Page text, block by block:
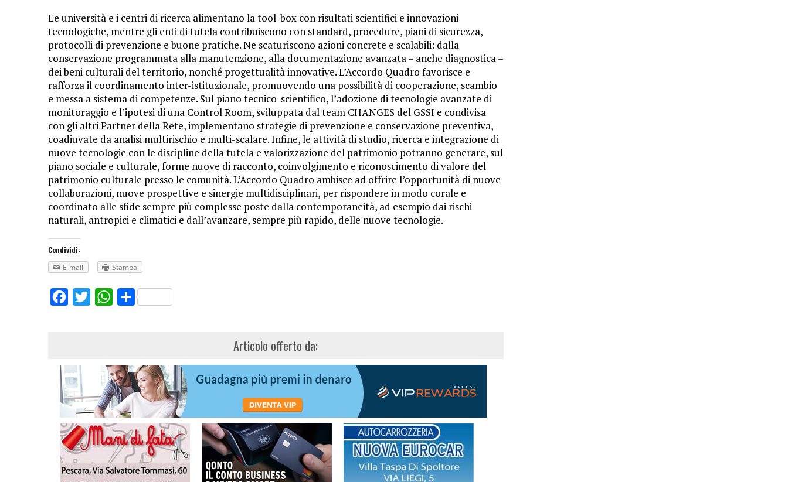
Le università e i centri di ricerca alimentano la tool-box con risultati scientifici e innovazioni
tecnologiche, mentre gli enti di tutela contribuiscono con standard, procedure, piani di sicurezza,
protocolli di prevenzione e buone pratiche. Ne scaturiscono azioni concrete e scalabili: dalla
conservazione programmata alla manutenzione, alla documentazione avanzata – anche diagnostica –
dei beni culturali del territorio, nonché progettualità innovative. L’Accordo Quadro favorisce e
rafforza il coordinamento inter-istituzionale, promuovendo una possibilità di cooperazione, scambio
e messa a sistema di competenze. Sul piano tecnico-scientifico, l’adozione di tecnologie avanzate di
monitoraggio e l’ipotesi di una Control Room, sviluppata dal team CHANGES del GSSI e condivisa
con gli altri Partner della Rete, implementano strategie di prevenzione e conservazione preventiva,
coadiuvate da analisi multirischio e multi-scalare. Infine, le attività di studio, ricerca e integrazione di
nuove tecnologie con le discipline della tutela e valorizzazione del patrimonio potranno generare, sul
piano sociale e culturale, forme nuove di racconto, coinvolgimento e riconoscimento di valore del
patrimonio culturale presso le comunità. L’Accordo Quadro ambisce ad offrire l’opportunità di nuove
collaborazioni, nuove prospettive e sinergie multidisciplinari, per rispondere in modo corale e
coordinato alle sfide sempre più complesse poste dalla contemporaneità, ad esempio dai rischi
naturali, antropici e climatici e dall’avanzare, sempre più rapido, delle nuove tecnologie.
Condividi:
E-mail
Stampa
FacebookTwitterWhatsApp
Share
Articolo offerto da: